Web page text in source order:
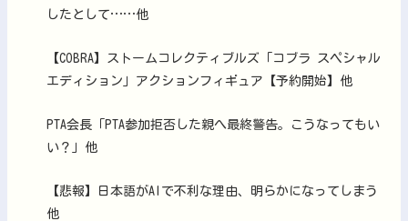
したとして……他
【COBRA】ストームコレクティブルズ「コブラ スペシャル
エディション」アクションフィギュア【予約開始】他
PTA会長「PTA参加拒否した親へ最終警告。こうなってもい
い？」他
【悲報】日本語がAIで不利な理由、明らかになってしまう
他